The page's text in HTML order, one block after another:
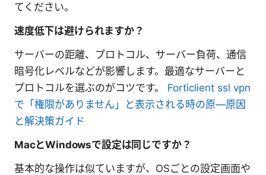
てください。
速度低下は避けられますか？
サーバーの距離、プロトコル、サーバー負荷、通信
暗号化レベルなどが影響します。最適なサーバーと
プロトコルを選ぶのがコツです。 Forticlient ssl vpn
で「権限がありません」と表示される時の原—原因
と解決策ガイド
MacとWindowsで設定は同じですか？
基本的な操作は似ていますが、OSごとの設定画面や